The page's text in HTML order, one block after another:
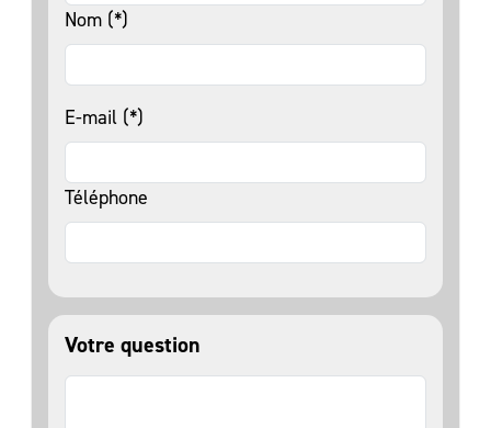
Nom (*)
E-mail (*)
Téléphone
Votre question